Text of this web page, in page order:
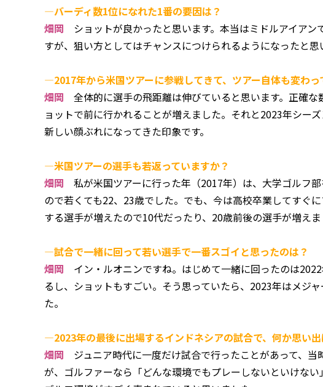
―バーディ数1位になれた1番の要因は？
畑岡 ショットが良かったと思います。本当はミドルアイア
すが、狙い方としてはチャンスにつけられるようになったと思
―2017年から米国ツアーに参戦してきて、ツアー自体も変わっ
畑岡 全体的に選手の飛距離は伸びていると思います。正確
ョットで前に行かれることが増えました。それと2023年シー
新しい顔ぶれになってきた印象です。
―米国ツアーの選手も若返っていますか？
畑岡 私が米国ツアーに行った年（2017年）は、大学ゴルフ
ので若くても22、23歳でした。でも、今は高校卒業してすぐ
する選手が増えたので10代だったり、20歳前後の選手が増えま
―試合で一緒に回って若い選手で一番スゴイと思ったのは？
畑岡 イン・ルオニンですね。はじめて一緒に回ったのは
るし、ショットもすごい。そう思っていたら、2023年はメジ
た。
―2023年の最後に出場するインドネシアの試合で、何か思い出
畑岡 ジュニア時代に一度だけ試合で行ったことがあって、
が、ゴルファーなら「どんな環境でもプレーしないといけな